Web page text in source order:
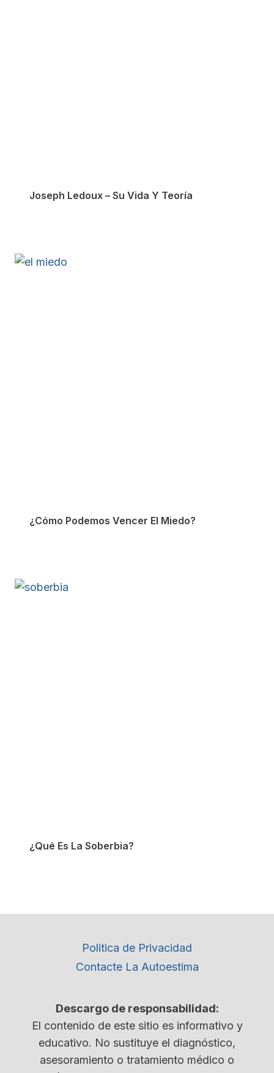
Joseph Ledoux – Su Vida Y Teoría
¿Cómo Podemos Vencer El Miedo?
¿Qué Es La Soberbia?
Politica de Privacidad
Contacte La Autoestima
Descargo de responsabilidad:
El contenido de este sitio es informativo y
educativo. No sustituye el diagnóstico,
asesoramiento o tratamiento médico o